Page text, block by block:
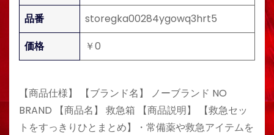
品番
storegka00284ygowq3hrt5
価格
￥0
【商品仕様】 【ブランド名】 ノーブランド NO
BRAND 【商品名】 救急箱 【商品説明】 【救急セッ
トをすっきりひとまとめ】・常備薬や救急アイテムを